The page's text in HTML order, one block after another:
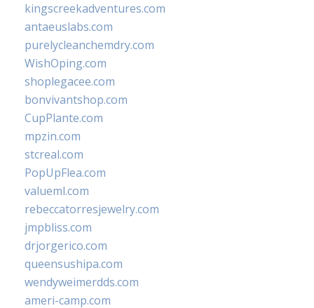
kingscreekadventures.com
antaeuslabs.com
purelycleanchemdry.com
WishOping.com
shoplegacee.com
bonvivantshop.com
CupPlante.com
mpzin.com
stcreal.com
PopUpFlea.com
valueml.com
rebeccatorresjewelry.com
jmpbliss.com
drjorgerico.com
queensushipa.com
wendyweimerdds.com
ameri-camp.com